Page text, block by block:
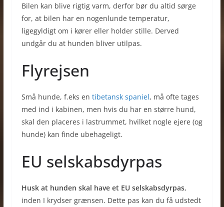
Bilen kan blive rigtig varm, derfor bør du altid sørge
for, at bilen har en nogenlunde temperatur,
ligegyldigt om i kører eller holder stille. Derved
undgår du at hunden bliver utilpas.
Flyrejsen
Små hunde, f.eks en tibetansk spaniel, må ofte tages
med ind i kabinen, men hvis du har en større hund,
skal den placeres i lastrummet, hvilket nogle ejere (og
hunde) kan finde ubehageligt.
EU selskabsdyrpas
Husk at hunden skal have et EU selskabsdyrpas,
inden I krydser grænsen. Dette pas kan du få udstedt